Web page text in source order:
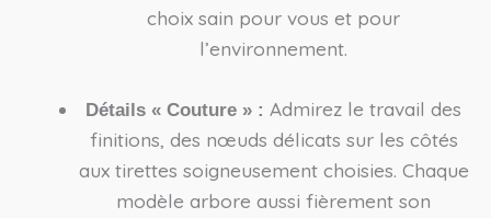
choix sain pour vous et pour
l’environnement.
Détails « Couture » : Admirez le travail des
finitions, des nœuds délicats sur les côtés
aux tirettes soigneusement choisies. Chaque
modèle arbore aussi fièrement son